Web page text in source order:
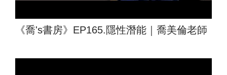
《喬's書房》EP165.隱性潛能｜喬美倫老師